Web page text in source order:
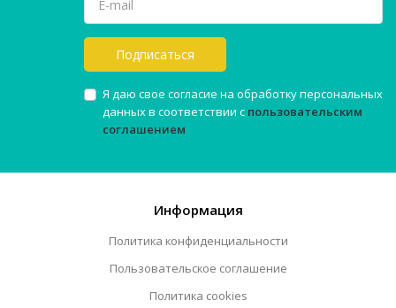
Подписаться
Я даю свое согласие на обработку персональных
данных в соответствии с пользовательским
соглашением
Информация
Политика конфиденциальности
Пользовательское соглашение
Политика cookies